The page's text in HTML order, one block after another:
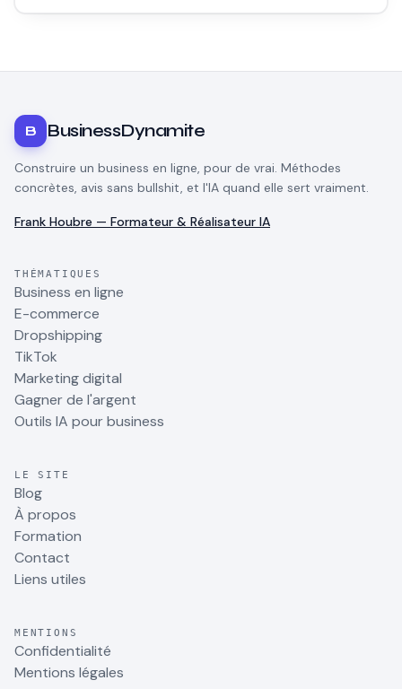
B BusinessDynamite
Construire un business en ligne, pour de vrai. Méthodes
concrètes, avis sans bullshit, et l'IA quand elle sert vraiment.
Frank Houbre — Formateur & Réalisateur IA
THÉMATIQUES
Business en ligne
E-commerce
Dropshipping
TikTok
Marketing digital
Gagner de l'argent
Outils IA pour business
LE SITE
Blog
À propos
Formation
Contact
Liens utiles
MENTIONS
Confidentialité
Mentions légales